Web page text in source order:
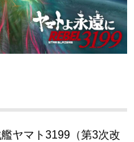
ヤマト3199（第3次改